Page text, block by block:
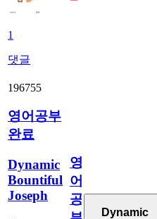
1
댓글
196755
영어공부
완료
Dynamic
Bountiful
Joseph
영
어
공
Dynamic